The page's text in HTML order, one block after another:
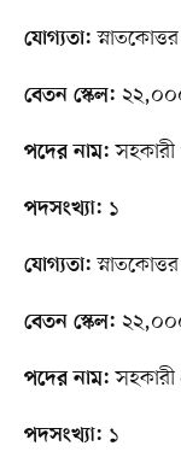
যোগ্যতা:
বেতন স্কেল:
পদের নাম:
পদসংখ্যা: ১
যোগ্যতা:
বেতন স্কেল:
পদের নাম:
পদসংখ্যা: ১